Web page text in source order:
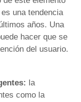
una tendencia
años. Una
hacer que se
del usuario.
la
como la